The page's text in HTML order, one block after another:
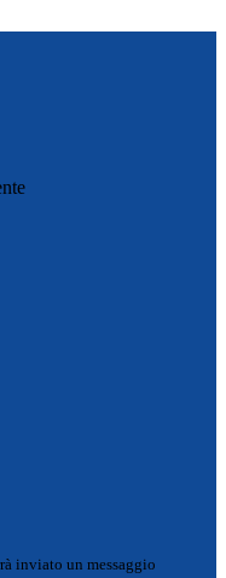
inviato un messaggio